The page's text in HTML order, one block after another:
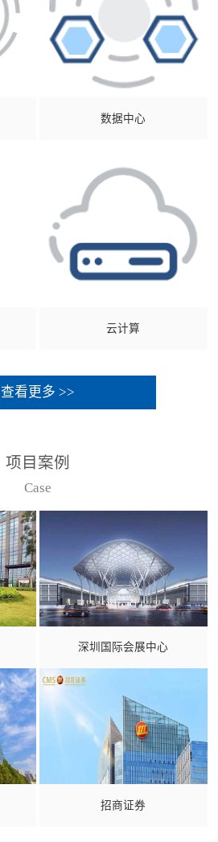
数据中心
云计算
查看更多 >>
项目案例
Case
深圳国际会展中心
招商证券